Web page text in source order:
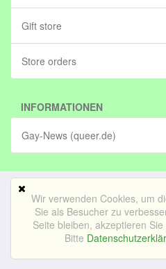
Wir verwenden Cookies, um
Sie als Besucher zu
Seite bleiben, akzeptieren
Bitte
Gift store
Store orders
INFORMATIONEN
Gay-News (queer.de)
Mobile
© Bedrijf voor lekker